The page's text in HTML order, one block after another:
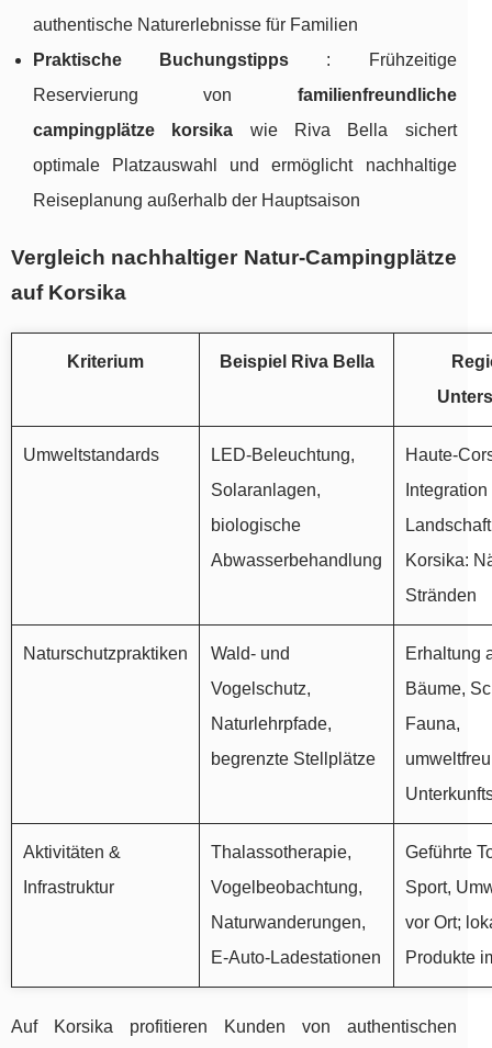
authentische Naturerlebnisse für Familien
Praktische Buchungstipps : Frühzeitige
Reservierung von familienfreundliche
campingplätze korsika wie Riva Bella sichert
optimale Platzauswahl und ermöglicht nachhaltige
Reiseplanung außerhalb der Hauptsaison
Vergleich nachhaltiger Natur-Campingplätze
auf Korsika
Kriterium Beispiel Riva Bella
Umweltstandards
LED-Beleuchtung,
Solaranlagen,
biologische
Abwasserbehandlung
Haute-
Korsika:
Stränden
Naturschutzpraktiken
Wald- und
Vogelschutz,
Naturlehrpfade,
begrenzte Stellplätze
Erhaltung
Bäume,
Fauna,
Aktivitäten &
Infrastruktur
Thalassotherapie,
Vogelbeobachtung,
Naturwanderungen,
E-Auto-Ladestationen
Geführte
Sport,
vor Ort;
Produkte
Auf Korsika profitieren Kunden von authentischen